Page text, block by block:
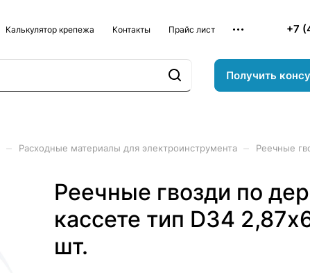
Калькулятор крепежа Контакты Прайс лист +7
Получить
Расходные материалы для электроинструмента Реечные
Реечные гвозди по
кассете тип D34
шт.